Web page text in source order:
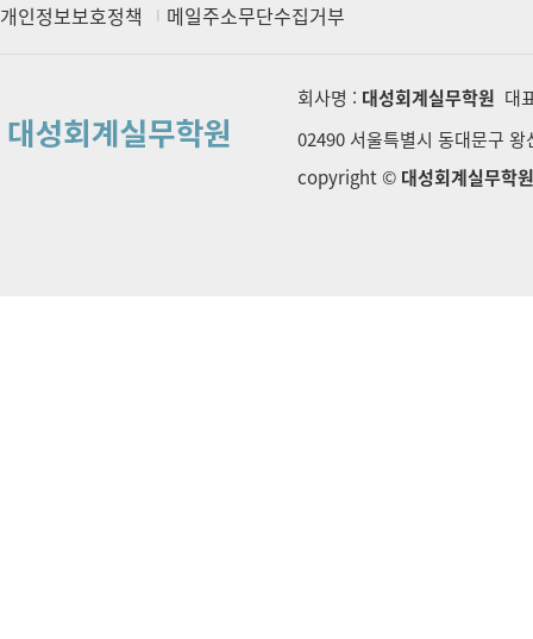
개인정보보호정책 메일주소무단수집거부
회사명 : 대성회계실무학원 대
02490 서울특별시 동대문구
copyright © 대성회계실무학원